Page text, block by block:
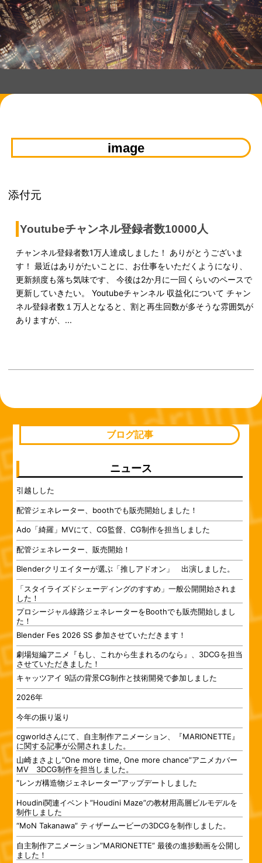
コンテンツへスキップ
image
添付元
Youtubeチャンネル登録者数10000人
チャンネル登録者数1万人達成しました！ ありがとうございま
す！ 最近はありがたいことに、お仕事をいただくようになり、
更新頻度も落ち気味です、 今後は2か月に一回くらいのペースで
更新していきたい。 Youtubeチャンネル 収益化について チャン
ネル登録者数１万人となると、割と再生回数が多そうな雰囲気が
ありますが、...
ブログ記事
ニュース
引越しした
配管ジェネレーター、boothでも販売開始しました！
Ado「綺羅」MVにて、CG監督、CG制作を担当しました
配管ジェネレーター、販売開始！
Blenderクリエイターが選ぶ「推しアドオン」 出演しました。
「スタイライズドシェーディングのすすめ」一般公開開始されま
した！
プロシージャル線路ジェネレーターをBoothでも販売開始しまし
た！
Blender Fes 2026 SS 参加させていただきます！
劇場短編アニメ『もし、これから生まれるのなら』、3DCGを担当
させていただきました！
キャッツアイ 9話の背景CG制作と技術開発で参加しました
2026年
今年の振り返り
cgworldさんにて、自主制作アニメーション、『MARIONETTE』
に関する記事が公開されました。
山崎まさよし”One more time, One more chance”アニメカバー
MV 3DCG制作を担当しました。
“レンガ構造物ジェネレーター”アップデートしました
Houdini関連イベント”Houdini Maze”の教材用高層ビルモデルを
制作しました
“MoN Takanawa” ティザームービーの3DCGを制作しました。
自主制作アニメーション”MARIONETTE” 最後の進捗動画を公開し
ました！